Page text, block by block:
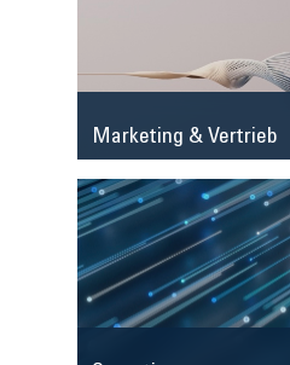
Marketing & Vertrieb